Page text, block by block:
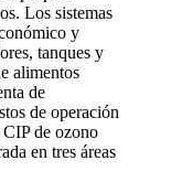
Los sistemas
y
tanques y
alimentos
de
de operación
de ozono
en tres áreas